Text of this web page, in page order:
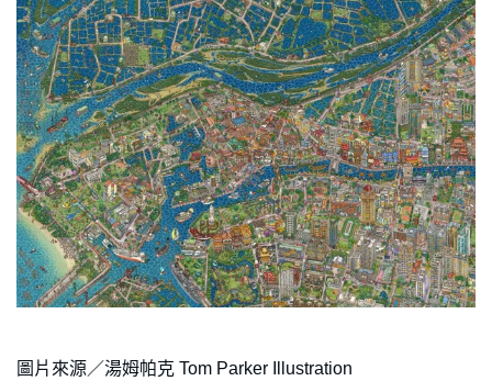
圖片來源／湯姆帕克 Tom Parker Illustration